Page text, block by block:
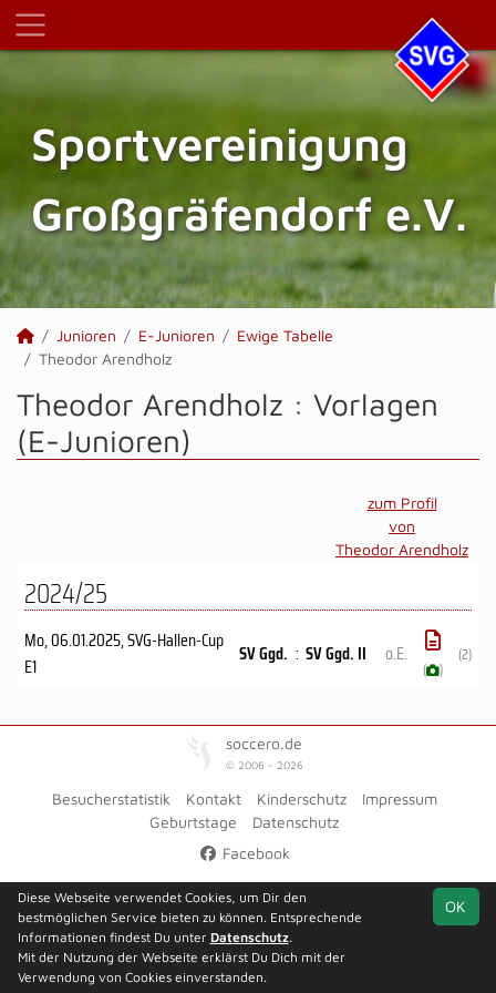
Sportvereinigung
Großgräfendorf e.V.
Junioren E-Junioren
Ewige Tabelle
Theodor Arendholz
Theodor Arendholz : Vorlagen
(E-Junioren)
zum Profil
von
Theodor Arendholz
2024/25
Mo, 06.01.2025, SVG-Hallen-Cup
E1
SV Ggd. : SV Ggd. II o.E.
( )
(2)
soccero.de
© 2006 - 2026
Besucherstatistik Kontakt Kinderschutz
Impressum
Geburtstage
Datenschutz
Facebook
OK
Diese Webseite verwendet Cookies, um Dir den
bestmöglichen Service bieten zu können. Entsprechende
Informationen findest Du unter Datenschutz.
Mit der Nutzung der Webseite erklärst Du Dich mit der
Verwendung von Cookies einverstanden.